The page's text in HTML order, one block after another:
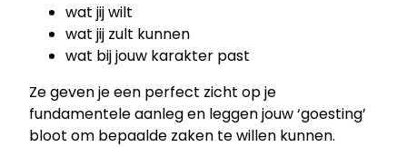
wat jij wilt
wat jij zult kunnen
wat bij jouw karakter past
Ze geven je een perfect zicht op je
fundamentele aanleg en leggen jouw ‘goesting’
bloot om bepaalde zaken te willen kunnen.